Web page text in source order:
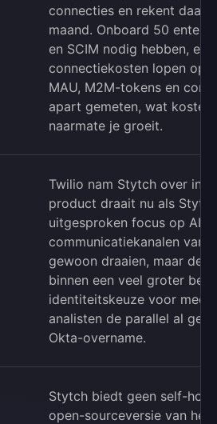
connecties en rekent
maand. Onboard 50
en SCIM nodig hebben, en
connectiekosten lopen op
MAU, M2M-tokens en
apart gemeten, wat
naarmate je groeit.
Twilio nam Stytch over in
product draait nu als
uitgesproken focus op AI-
communicatiekanalen van
gewoon draaien, maar de
binnen een veel groter
identiteitskeuze voor
analisten de parallel al
Okta-overname.
Stytch biedt geen self-
open-sourceversie van